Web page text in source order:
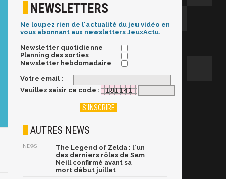
NEWSLETTERS
Ne loupez rien de l'actualité du jeu vidéo en
vous abonnant aux newsletters JeuxActu.
Newsletter quotidienne
Planning des sorties
Newsletter hebdomadaire
Votre email :
Veuillez saisir ce code :
AUTRES NEWS
NEWS
The Legend of Zelda : l'un
des derniers rôles de Sam
Neill confirmé avant sa
mort début juillet